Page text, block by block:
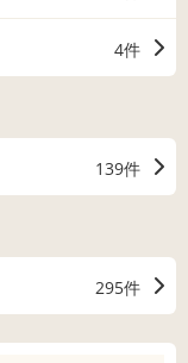
4件
139件
295件